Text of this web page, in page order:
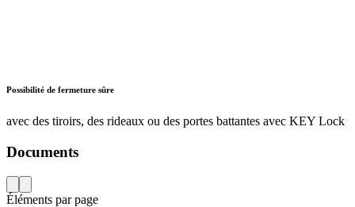
Possibilité de fermeture sûre
avec des tiroirs, des rideaux ou des portes battantes avec KEY Lock
Documents
AZ
Éléments par page